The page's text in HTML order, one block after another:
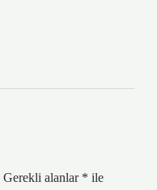
Gerekli alanlar * ile